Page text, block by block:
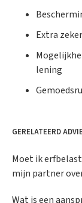
Extra
lening
GERELATEERD
Moet ik
mijn partner
Wat is een